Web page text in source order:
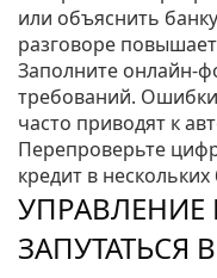
или объяснить
разговоре
Заполните
требований.
часто приводят к
Перепроверьте
кредит в
УПРАВЛЕНИЕ
ЗАПУТАТЬСЯ